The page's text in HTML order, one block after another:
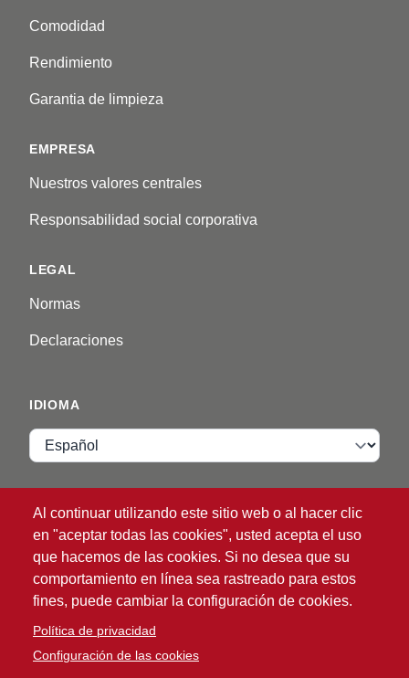
Comodidad
Rendimiento
Garantia de limpieza
EMPRESA
Nuestros valores centrales
Responsabilidad social corporativa
LEGAL
Normas
Declaraciones
Al continuar utilizando este sitio web o al hacer clic
en "aceptar todas las cookies", usted acepta el uso
que hacemos de las cookies. Si no desea que su
comportamiento en línea sea rastreado para estos
fines, puede cambiar la configuración de cookies.
Política de privacidad
Configuración de las cookies
IDIOMA
Idioma
Inicio de sesión